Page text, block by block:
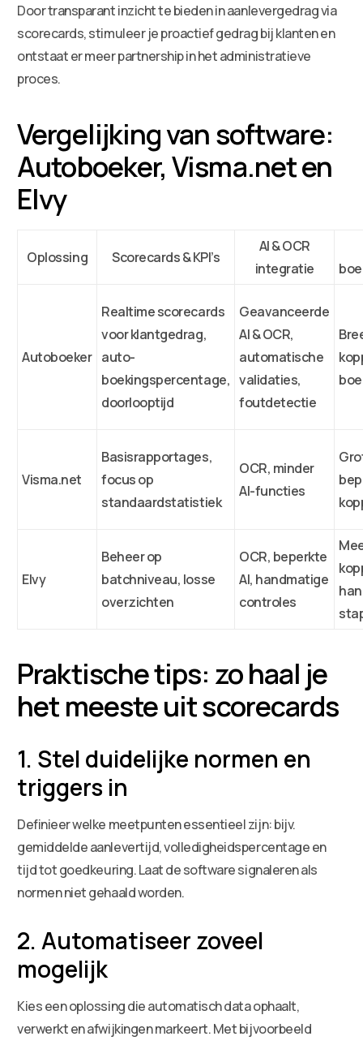
Door transparant inzicht te bieden in aanlevergedrag via
scorecards, stimuleer je proactief gedrag bij klanten en
ontstaat er meer partnership in het administratieve
proces.
Vergelijking van software:
Autoboeker, Visma.net en
Elvy
Oplossing Scorecards & KPI’s
AI & OCR
integratie
Autoboeker
Realtime scorecards
voor klantgedrag,
auto-
boekingspercentage,
doorlooptijd
Geavanceerde
AI & OCR,
automatische
validaties,
foutdetectie
Visma.net
Basisrapportages,
focus op
standaardstatistiek
OCR, minder
AI-functies
Elvy
Beheer op
batchniveau, losse
overzichten
OCR, beperkte
AI, handmatige
controles
Praktische tips: zo haal je
het meeste uit scorecards
1. Stel duidelijke normen en
triggers in
Definieer welke meetpunten essentieel zijn: bijv.
gemiddelde aanlevertijd, volledigheidspercentage en
tijd tot goedkeuring. Laat de software signaleren als
normen niet gehaald worden.
2. Automatiseer zoveel
mogelijk
Kies een oplossing die automatisch data ophaalt,
verwerkt en afwijkingen markeert. Met bijvoorbeeld